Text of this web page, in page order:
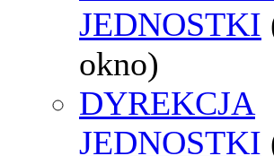
JEDNOSTKI
okno)
DYREKCJA
JEDNOSTKI